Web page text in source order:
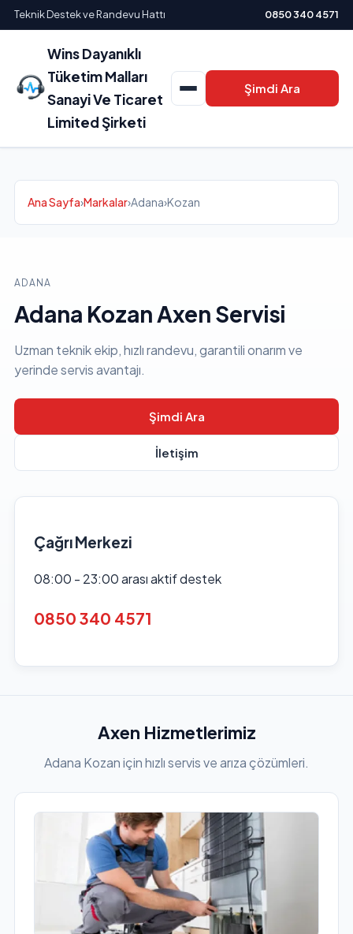
Teknik Destek ve Randevu Hattı 0850 340 4571
Wins Dayanıklı
Tüketim Malları
Sanayi Ve Ticaret
Limited Şirketi
Şimdi Ara
Ana Sayfa›Markalar›Adana›Kozan
ADANA
Adana Kozan Axen Servisi
Uzman teknik ekip, hızlı randevu, garantili onarım ve
yerinde servis avantajı.
Şimdi Ara
İletişim
Çağrı Merkezi
08:00 - 23:00 arası aktif destek
0850 340 4571
Axen Hizmetlerimiz
Adana Kozan için hızlı servis ve arıza çözümleri.